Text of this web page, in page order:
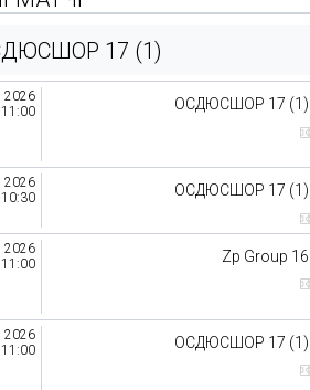
17 (1)
2026
11:00
ОСДЮСШОР 17 (1)
2026
10:30
ОСДЮСШОР 17 (1)
2026
11:00
Zp Group 16
2026
11:00
ОСДЮСШОР 17 (1)